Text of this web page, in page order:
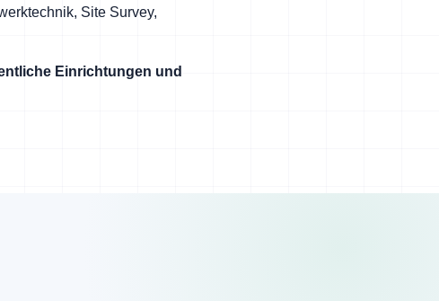
Site Survey,
Einrichtungen und